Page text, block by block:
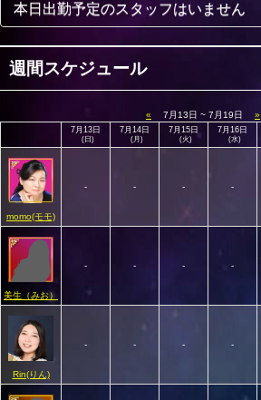
本日出勤予定のスタッフはいません
週間スケジュール
« 7月13日 ~ 7月19日 »
7月13日
(日)
7月14日
(月)
7月15日
(火)
7月16日
(水)
momo(モモ)
- - - -
美生（みお）
- - - -
Rin(りん)
- - - -